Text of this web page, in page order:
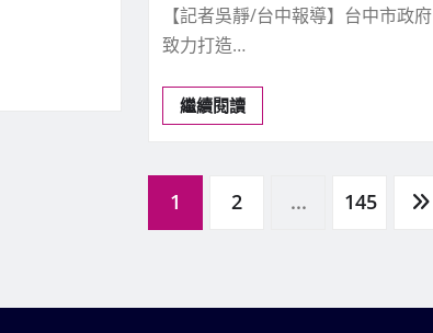
【記者吳靜/台中報導】台中市政府
致力打造…
繼續閱讀
1 2 ... 145